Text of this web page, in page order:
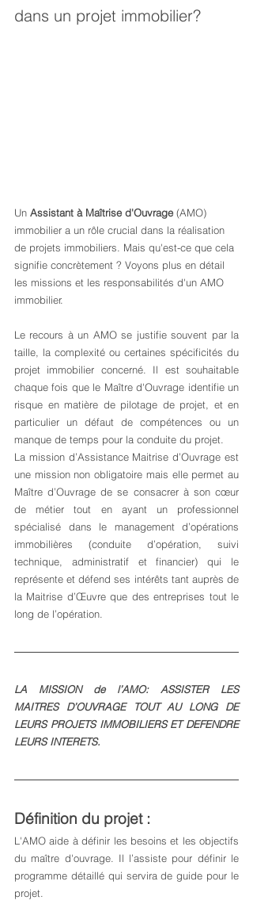
dans un projet immobilier?
Un Assistant à Maîtrise d'Ouvrage (AMO)
immobilier a un rôle crucial dans la réalisation
de projets immobiliers. Mais qu'est-ce que cela
signifie concrètement ? Voyons plus en détail
les missions et les responsabilités d'un AMO
immobilier.
Le recours à un AMO se justifie souvent par la
taille, la complexité ou certaines spécificités du
projet immobilier concerné. Il est souhaitable
chaque fois que le Maître d'Ouvrage identifie un
risque en matière de pilotage de projet, et en
particulier un défaut de compétences ou un
manque de temps pour la conduite du projet.
La mission d’Assistance Maitrise d’Ouvrage est
une mission non obligatoire mais elle permet au
Maître d’Ouvrage de se consacrer à son cœur
de métier tout en ayant un professionnel
spécialisé dans le management d’opérations
immobilières (conduite d’opération, suivi
technique, administratif et financier) qui le
représente et défend ses intérêts tant auprès de
la Maitrise d’Œuvre que des entreprises tout le
long de l’opération.
LA MISSION de l’AMO: ASSISTER LES
MAITRES D’OUVRAGE TOUT AU LONG DE
LEURS PROJETS IMMOBILIERS ET DEFENDRE
LEURS INTERETS.
Définition du projet :
L'AMO aide à définir les besoins et les objectifs
du maître d'ouvrage. Il l’assiste pour définir le
programme détaillé qui servira de guide pour le
projet.